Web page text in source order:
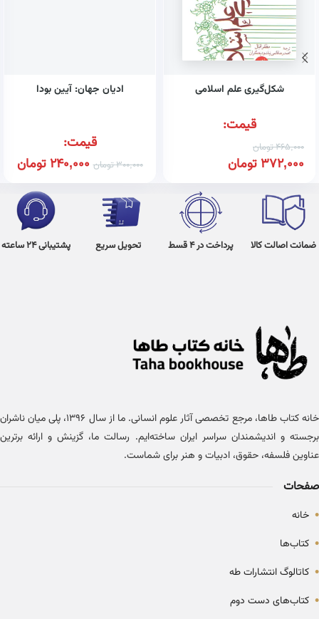
شکل‌گیری علم اسلامی
قیمت:
465,000تومان
372,000تومان
ادیان جهان: آیین بودا
قیمت:
300,000تومان 240,000تومان
ضمانت اصالت کالا پرداخت در 4 قسط تحویل سریع پشتیبانی 24 ساعته
خانه کتاب طاها، مرجع تخصصی آثار علوم انسانی. ما از سال ۱۳۹۶، پلی میان ناشران
برجسته و اندیشمندان سراسر ایران ساخته‌ایم. رسالت ما، گزینش و ارائه برترین
عناوین فلسفه، حقوق، ادبیات و هنر برای شماست.
صفحات
• خانه
• کتاب‌ها
• کاتالوگ انتشارات طه
• کتاب‌های دست دوم